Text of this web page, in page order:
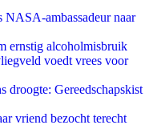
ambassadeur naar
ernstig alcoholmisbruik
voedt vrees voor
droogte: Gereedschapskist
vriend bezocht terecht